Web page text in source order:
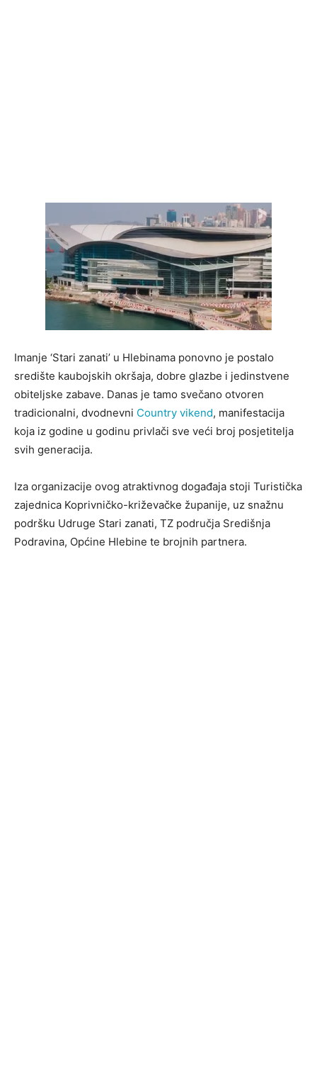
Imanje ‘Stari zanati’ u Hlebinama ponovno je postalo
središte kaubojskih okršaja, dobre glazbe i jedinstvene
obiteljske zabave. Danas je tamo svečano otvoren
tradicionalni, dvodnevni Country vikend, manifestacija
koja iz godine u godinu privlači sve veći broj posjetitelja
svih generacija.
Iza organizacije ovog atraktivnog događaja stoji Turistička
zajednica Koprivničko-križevačke županije, uz snažnu
podršku Udruge Stari zanati, TZ područja Središnja
Podravina, Općine Hlebine te brojnih partnera.